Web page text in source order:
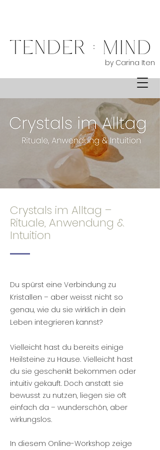
by Carina Iten
Crystals im Alltag –
Rituale, Anwendung &
Intuition
Du spürst eine Verbindung zu
Kristallen – aber weisst nicht so
genau, wie du sie wirklich in dein
Leben integrieren kannst?
Vielleicht hast du bereits einige
Heilsteine zu Hause. Vielleicht hast
du sie geschenkt bekommen oder
intuitiv gekauft. Doch anstatt sie
bewusst zu nutzen, liegen sie oft
einfach da – wunderschön, aber
wirkungslos.
In diesem Online-Workshop zeige